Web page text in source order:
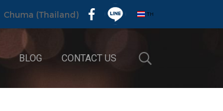
Chuma (Thailand) TH
BLOG CONTACT US